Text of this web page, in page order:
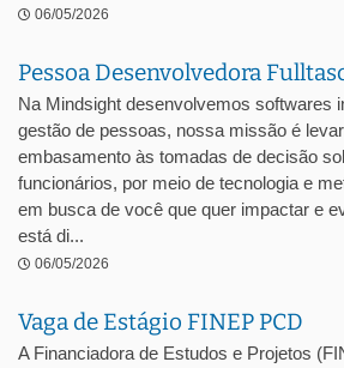
06/05/2026
Pessoa Desenvolvedora
Na Mindsight desenvolvemos softwares
gestão de pessoas, nossa missão é
embasamento às tomadas de decisão
funcionários, por meio de tecnologia e
em busca de você que quer impactar e
está di...
06/05/2026
Vaga de Estágio FINEP PCD
A Financiadora de Estudos e Projetos